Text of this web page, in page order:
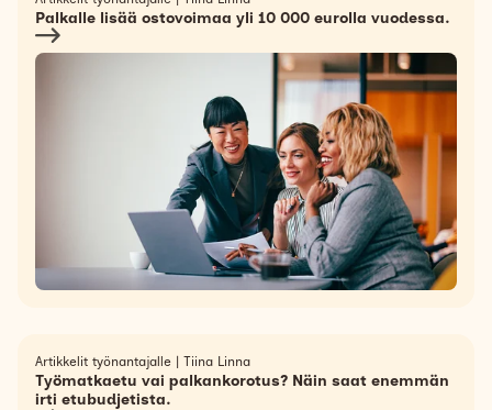
Palkalle lisää ostovoimaa yli 10 000 eurolla vuodessa.
Artikkelit työnantajalle | Tiina Linna
Työmatkaetu vai palkankorotus? Näin saat enemmän
irti etubudjetista.